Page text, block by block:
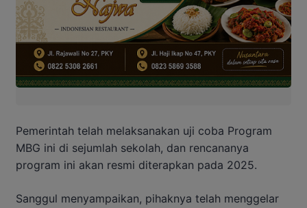
Pemerintah telah melaksanakan uji coba Program
MBG ini di sejumlah sekolah, dan rencananya
program ini akan resmi diterapkan pada 2025.
Sanggul menyampaikan, pihaknya telah menggelar